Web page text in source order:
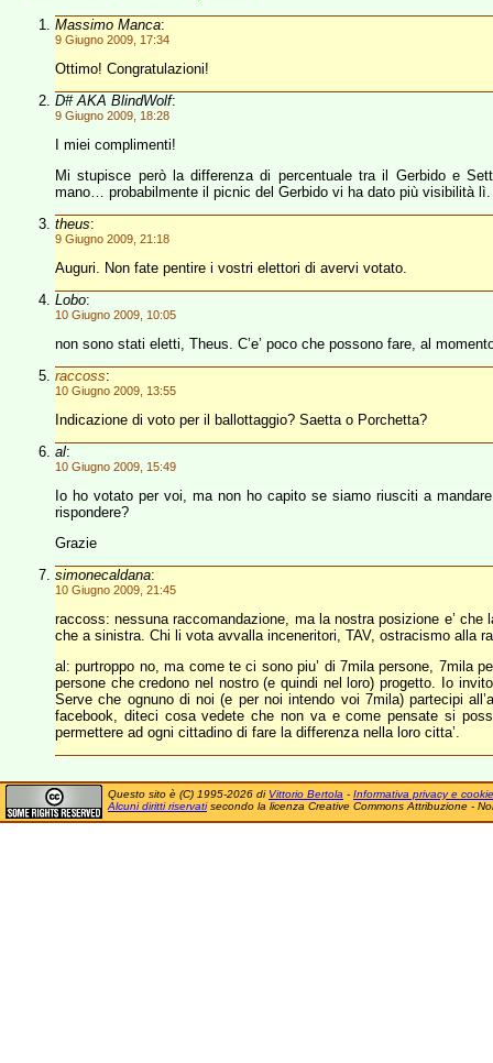
Massimo Manca:
9 Giugno 2009, 17:34
Ottimo! Congratulazioni!
D# AKA BlindWolf:
9 Giugno 2009, 18:28
I miei complimenti!
Mi stupisce però la differenza di percentuale tra il Gerbido e
mano… probabilmente il picnic del Gerbido vi ha dato più visibilità lì.
theus:
9 Giugno 2009, 21:18
Auguri. Non fate pentire i vostri elettori di avervi votato.
Lobo:
10 Giugno 2009, 10:05
non sono stati eletti, Theus. C’e’ poco che possono fare, al
raccoss:
10 Giugno 2009, 13:55
Indicazione di voto per il ballottaggio? Saetta o Porchetta?
al:
10 Giugno 2009, 15:49
Io ho votato per voi, ma non ho capito se siamo riusciti a
rispondere?
Grazie
simonecaldana:
10 Giugno 2009, 21:45
raccoss: nessuna raccomandazione, ma la nostra posizione e’
che a sinistra. Chi li vota avvalla inceneritori, TAV, ostracismo alla
al: purtroppo no, ma come te ci sono piu’ di 7mila persone, 7mila
persone che credono nel nostro (e quindi nel loro) progetto. Io
Serve che ognuno di noi (e per noi intendo voi 7mila) partecipi
facebook, diteci cosa vedete che non va e come pensate si
permettere ad ogni cittadino di fare la differenza nella loro citta’.
Questo sito è (C) 1995-2026 di Vittorio Bertola - Informativa privacy e cookie
Alcuni diritti riservatisecondo la licenza Creative Commons Attribuzione -